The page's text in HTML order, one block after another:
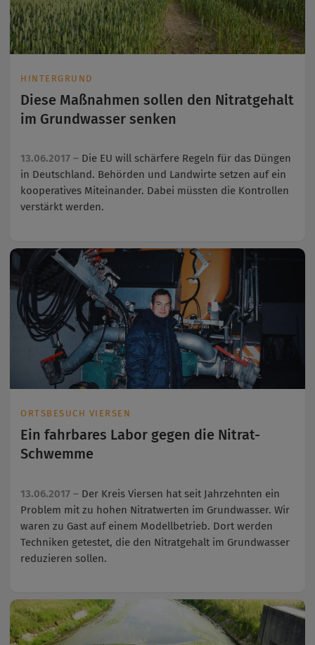
HINTERGRUND
Diese Maßnahmen sollen den Nitratgehalt
im Grundwasser senken
13.06.2017 – Die EU will schärfere Regeln für das Düngen
in Deutschland. Behörden und Landwirte setzen auf ein
kooperatives Miteinander. Dabei müssten die Kontrollen
verstärkt werden.
ORTSBESUCH VIERSEN
Ein fahrbares Labor gegen die Nitrat-
Schwemme
13.06.2017 – Der Kreis Viersen hat seit Jahrzehnten ein
Problem mit zu hohen Nitratwerten im Grundwasser. Wir
waren zu Gast auf einem Modellbetrieb. Dort werden
Techniken getestet, die den Nitratgehalt im Grundwasser
reduzieren sollen.